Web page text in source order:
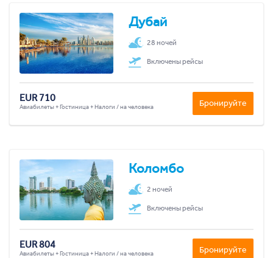
Дубай
28 ночей
Включены рейсы
EUR 710
Авиабилеты + Гостиница + Налоги / на человека Бронируйте
Коломбо
2 ночей
Включены рейсы
EUR 804
Авиабилеты + Гостиница + Налоги / на человека Бронируйте